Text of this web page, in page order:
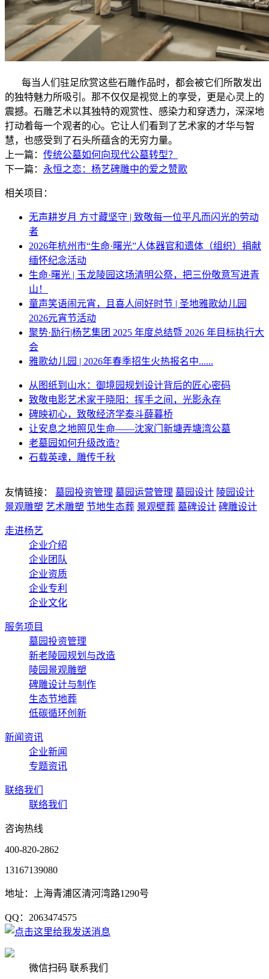
每当人们驻足欣赏这些石雕作品时，都会被它们所散发出
的独特魅力所吸引。那不仅仅是视觉上的享受，更是心灵上的
震撼。石雕艺术以其独特的观赏性、感染力和穿透力，深深地
打动着每一个观者的心。它让人们看到了艺术家的才华与智
慧，也感受到了石头所蕴含的无穷力量。
上一篇： 传统公墓如何向现代公墓转型？
下一篇： 永恒之恋：杨艺碑雕中的爱之赞歌
相关项目：
无声耕岁月 方寸藏坚守 | 致敬每一位平凡而闪光的劳动
者
2026年杭州市“生命·曙光”人体器官和遗体（组织）捐献
缅怀纪念活动
生命·曙光 | 玉龙陵园这场清明公祭，把三份敬意写进青
山！
童声笑语闹元宵，且喜人间好时节 | 圣地雅歌幼儿园
2026元宵节活动
聚势·励行|杨艺集团 2025 年度总结暨 2026 年目标执行大
会
雅歌幼儿园 | 2026年春季招生火热报名中......
从图纸到山水：御境园规划设计背后的匠心密码
致敬电影艺术家于晓阳：挥手之间，光影永存
碑映初心，致敬经济学泰斗薛暮桥
让安息之地照见生命——沈家门新塘弄塘湾公墓
老墓园如何升级改造?
石载英魂，雕传千秋
友情链接： 墓园投资管理 墓园运营管理 墓园设计 陵园设计
景观雕塑 艺术雕塑 节地生态葬 景观壁葬 墓碑设计 碑雕设计
走进杨艺
企业介绍
企业团队
企业资质
企业专利
企业文化
服务项目
墓园投资管理
新老陵园规划与改造
陵园景观雕塑
碑雕设计与制作
生态节地葬
低碳循环创新
新闻资讯
企业新闻
专题资讯
联络我们
联络我们
咨询热线
400-820-2862
13167139080
地址：上海青浦区清河湾路1290号
QQ：2063474575
微信扫码 联系我们